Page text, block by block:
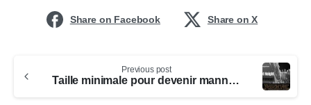
Share on Facebook Share on X
Previous post
Taille minimale pour devenir mannequin ado : critères, âge, mensurations et conseils